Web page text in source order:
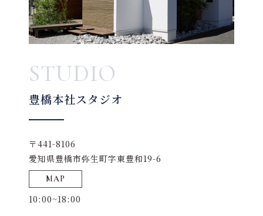
STUDIO
豊橋本社スタジオ
〒441-8106
愛知県豊橋市弥生町字東豊和19-6
MAP
10:00~18:00